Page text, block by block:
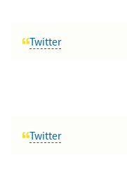
Twitter
Twitter